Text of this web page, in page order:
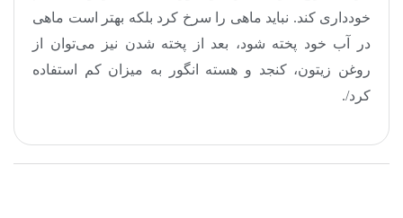
خودداری کند. نباید ماهی را سرخ کرد بلکه بهتر است ماهی
در آب خود پخته شود، بعد از پخته شدن نیز می‌توان از
روغن زیتون، کنجد و هسته انگور به میزان کم استفاده
کرد./